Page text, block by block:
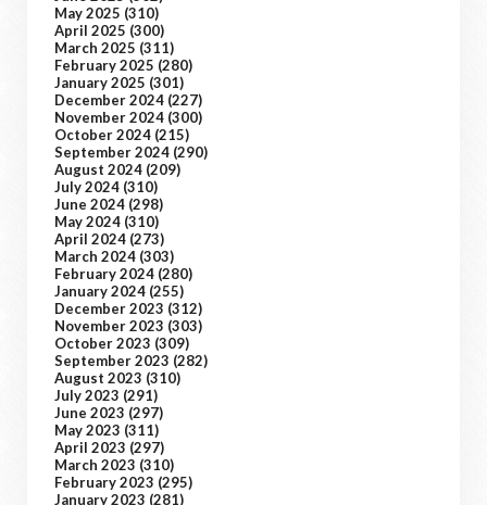
May 2025 (310)
April 2025 (300)
March 2025 (311)
February 2025 (280)
January 2025 (301)
December 2024 (227)
November 2024 (300)
October 2024 (215)
September 2024 (290)
August 2024 (209)
July 2024 (310)
June 2024 (298)
May 2024 (310)
April 2024 (273)
March 2024 (303)
February 2024 (280)
January 2024 (255)
December 2023 (312)
November 2023 (303)
October 2023 (309)
September 2023 (282)
August 2023 (310)
July 2023 (291)
June 2023 (297)
May 2023 (311)
April 2023 (297)
March 2023 (310)
February 2023 (295)
January 2023 (281)